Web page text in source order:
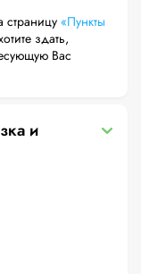
страницу «Пункты
здать,
и